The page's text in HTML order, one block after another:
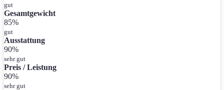
gut
Gesamtgewicht
85%
gut
Ausstattung
90%
sehr gut
Preis / Leistung
90%
sehr gut